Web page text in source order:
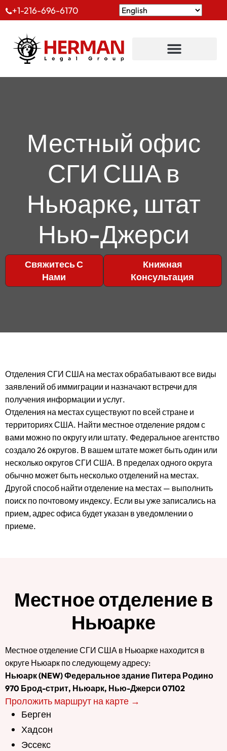
+1-216-696-6170
Местный офис
СГИ США в
Ньюарке, штат
Нью-Джерси
Свяжитесь С
Нами
Книжная
Консультация
Отделения СГИ США на местах обрабатывают все виды
заявлений об иммиграции и назначают встречи для
получения информации и услуг.
Отделения на местах существуют по всей стране и
территориях США. Найти местное отделение рядом с
вами можно по округу или штату. Федеральное агентство
создало 26 округов. В вашем штате может быть один или
несколько округов СГИ США. В пределах одного округа
обычно может быть несколько отделений на местах.
Другой способ найти отделение на местах — выполнить
поиск по почтовому индексу. Если вы уже записались на
прием, адрес офиса будет указан в уведомлении о
приеме.
Местное отделение в
Ньюарке
Местное отделение СГИ США в Ньюарке находится в
округе Ньюарк по следующему адресу:
Ньюарк (NEW) Федеральное здание Питера Родино
970 Брод-стрит, Ньюарк, Нью-Джерси 07102
Проложить маршрут на карте →
Берген
Хадсон
Эссекс